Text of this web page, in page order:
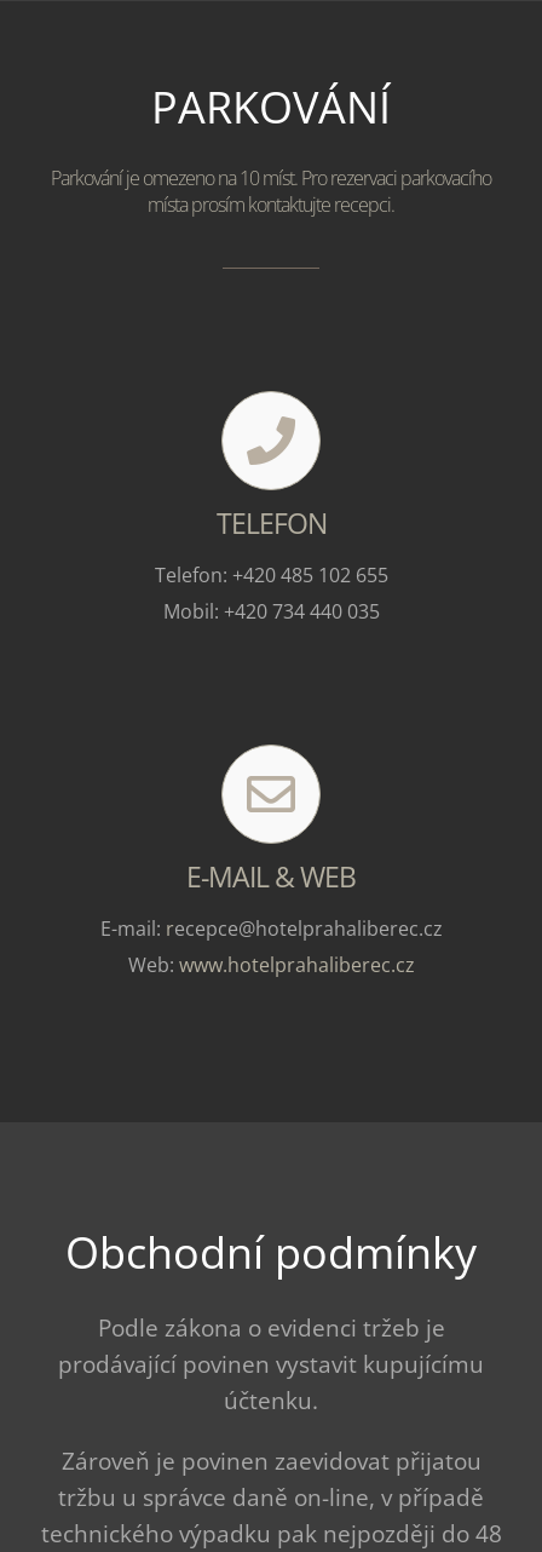
PARKOVÁNÍ
Parkování je omezeno na 10 míst. Pro rezervaci parkovacího
místa prosím kontaktujte recepci.
TELEFON
Telefon: +420 485 102 655
Mobil: +420 734 440 035
E-MAIL & WEB
E-mail: recepce@hotelprahaliberec.cz
Web: www.hotelprahaliberec.cz
Obchodní podmínky
Podle zákona o evidenci tržeb je
prodávající povinen vystavit kupujícímu
účtenku.
Zároveň je povinen zaevidovat přijatou
tržbu u správce daně on-line, v případě
technického výpadku pak nejpozději do 48